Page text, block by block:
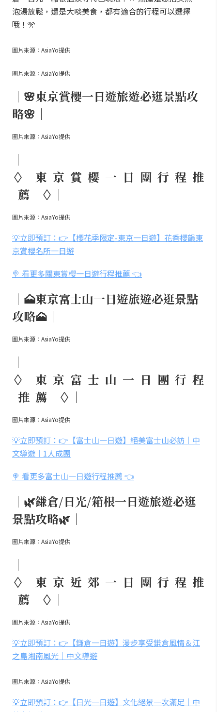
泡湯放鬆，還是大啖美食，都有適合的行程可以選擇
哦！🎌
圖片來源：AsiaYo提供
圖片來源：AsiaYo提供
｜🌸東京賞櫻一日遊旅遊必逛景點攻
略🌸｜
圖片來源：AsiaYo提供
｜
◊ 東 京 賞 櫻 一 日 團 行 程 推
薦 ◊｜
圖片來源：AsiaYo提供
💡立即預訂：👉【櫻花季限定-東京一日遊】花香櫻韻東
京賞櫻名所一日遊
🍭 看更多關東賞櫻一日遊行程推薦 👈
｜🗻東京富士山一日遊旅遊必逛景點
攻略🗻｜
圖片來源：AsiaYo提供
｜
◊ 東 京 富 士 山 一 日 團 行 程
推 薦 ◊｜
圖片來源：AsiaYo提供
💡立即預訂：👉【富士山一日遊】絕美富士山必訪｜中
文導遊｜1人成團
🍭 看更多富士山一日遊行程推薦 👈
｜🌿鎌倉/日光/箱根一日遊旅遊必逛
景點攻略🌿｜
圖片來源：AsiaYo提供
｜
◊ 東 京 近 郊 一 日 團 行 程 推
薦 ◊｜
圖片來源：AsiaYo提供
💡立即預訂：👉【鎌倉一日遊】漫步享受鎌倉風情＆江
之島湘南風光｜中文導遊
圖片來源：AsiaYo提供
💡立即預訂：👉【日光一日遊】文化絕景一次滿足｜中